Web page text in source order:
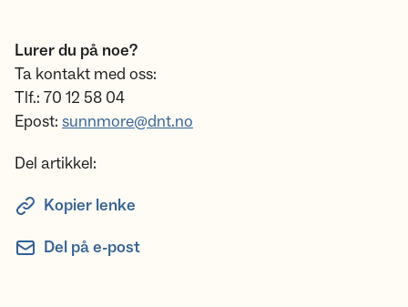
Lurer du på noe?
Ta kontakt med oss:
Tlf.: 70 12 58 04
Epost: sunnmore@dnt.no
Del artikkel:
Kopier lenke
Del på e-post